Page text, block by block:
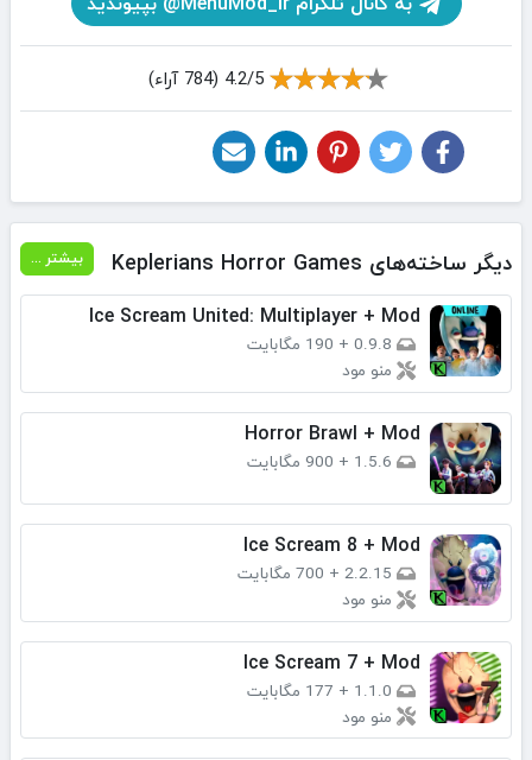
4.2/5 (784 آراء)
دیگر ساخته‌های Keplerians Horror Games بیشتر ...
Ice Scream United: Multiplayer + Mod
0.9.8
+ 190 مگابایت
منو مود
Horror Brawl + Mod
1.5.6
+ 900 مگابایت
Ice Scream 8 + Mod
2.2.15
+ 700 مگابایت
منو مود
Ice Scream 7 + Mod
1.1.0
+ 177 مگابایت
منو مود